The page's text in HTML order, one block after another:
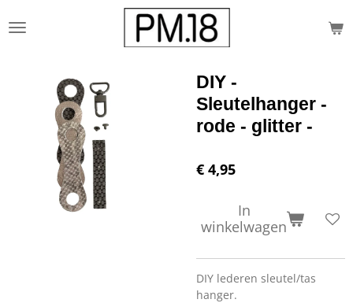
direct
hoofdinhoud
DIY -
Sleutelhanger -
rode - glitter -
€ 4,95
In
winkelwagen
DIY lederen sleutel/tas
hanger.